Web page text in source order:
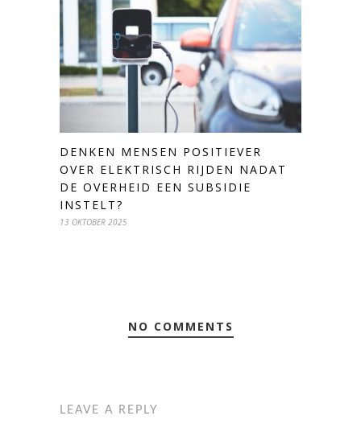
DENKEN MENSEN POSITIEVER
OVER ELEKTRISCH RIJDEN NADAT
DE OVERHEID EEN SUBSIDIE
INSTELT?
13 OKTOBER 2025
NO COMMENTS
LEAVE A REPLY